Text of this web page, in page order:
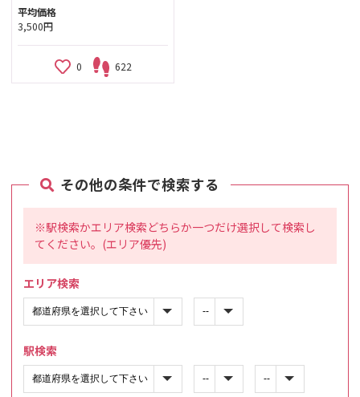
平均価格
3,500円
0 622
その他の条件で検索する
※駅検索かエリア検索どちらか一つだけ選択して検索し
てください。(エリア優先)
エリア検索
駅検索